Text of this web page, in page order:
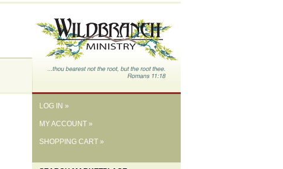
LOG IN »
MY ACCOUNT »
SHOPPING CART »